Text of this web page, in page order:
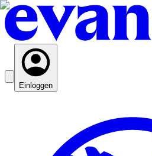
Einloggen